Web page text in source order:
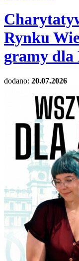
Rynku
gramy
dodano: 20.07.2026